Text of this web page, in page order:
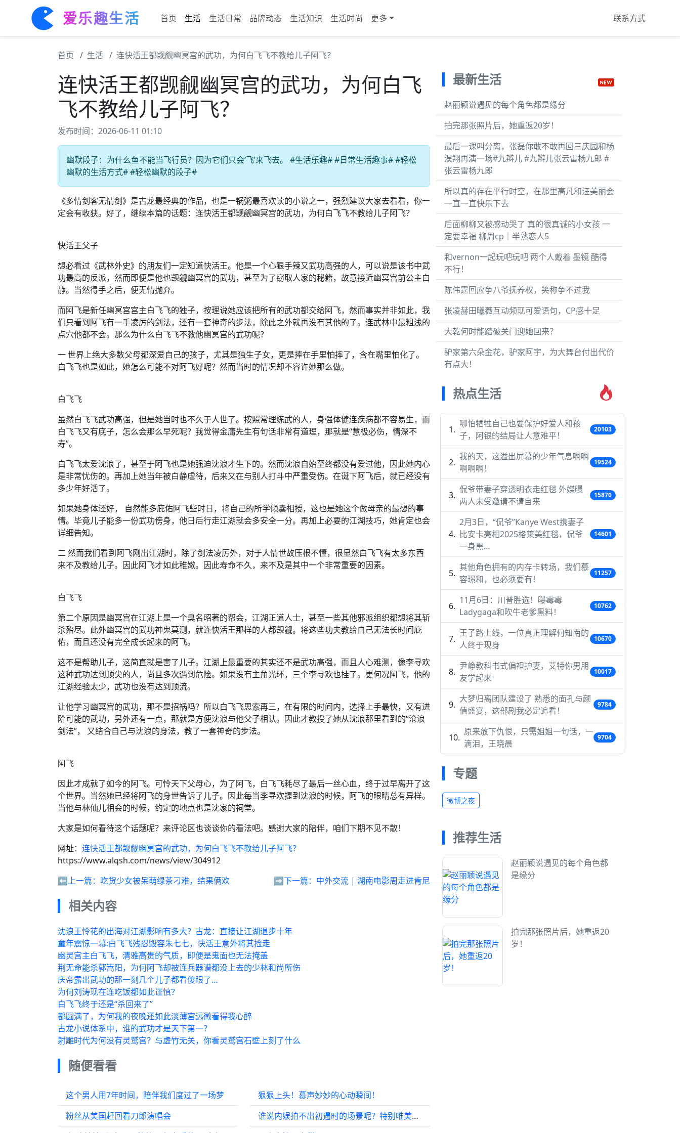
爱乐趣生活 首页 生活 生活日常 品牌动态 生活知识 生活时尚 更多 联系方式
首页 生活 连快活王都觊觎幽冥宫的武功，为何白飞飞不教给儿子阿飞？
连快活王都觊觎幽冥宫的武功，为何白飞
飞不教给儿子阿飞？
发布时间：2026-06-11 01:10
幽默段子：为什么鱼不能当飞行员？因为它们只会‘飞’来飞去。 #生活乐趣# #日常生活趣事# #轻松
幽默的生活方式# #轻松幽默的段子#
《多情剑客无情剑》是古龙最经典的作品，也是一锅粥最喜欢读的小说之一，强烈建议大家去看看，你一
定会有收获。好了，继续本篇的话题：连快活王都觊觎幽冥宫的武功，为何白飞飞不教给儿子阿飞？
快活王父子
想必看过《武林外史》的朋友们一定知道快活王。他是一个心狠手辣又武功高强的人，可以说是该书中武
功最高的反派，然而即便是他也觊觎幽冥宫的武功，甚至为了窃取人家的秘籍，故意接近幽冥宫前公主白
静。当然得手之后，便无情抛弃。
而阿飞是新任幽冥宫宫主白飞飞的独子，按理说她应该把所有的武功都交给阿飞，然而事实并非如此，我
们只看到阿飞有一手凌厉的剑法，还有一套神奇的步法，除此之外就再没有其他的了。连武林中最粗浅的
点穴他都不会。那么为什么白飞飞不教他幽冥宫的武功呢？
一 世界上绝大多数父母都深爱自己的孩子，尤其是独生子女，更是捧在手里怕摔了，含在嘴里怕化了。
白飞飞也是如此，她怎么可能不对阿飞好呢？然而当时的情况却不容许她那么做。
白飞飞
虽然白飞飞武功高强，但是她当时也不久于人世了。按照常理练武的人，身强体健连疾病都不容易生，而
白飞飞又有底子，怎么会那么早死呢？我觉得金庸先生有句话非常有道理，那就是“慧极必伤，情深不
寿”。
白飞飞太爱沈浪了，甚至于阿飞也是她强迫沈浪才生下的。然而沈浪自始至终都没有爱过他，因此她内心
是非常忧伤的。再加上她当年被白静虐待，后来又在与别人打斗中严重受伤。在诞下阿飞后，就已经没有
多少年好活了。
如果她身体还好， 自然能多庇佑阿飞些时日，将自己的所学倾囊相授，这也是她这个做母亲的最想的事
情。毕竟儿子能多一份武功傍身，他日后行走江湖就会多安全一分。再加上必要的江湖技巧，她肯定也会
详细告知。
二 然而我们看到阿飞刚出江湖时，除了剑法凌厉外，对于人情世故压根不懂，很显然白飞飞有太多东西
来不及教给儿子。因此阿飞才如此稚嫩。因此寿命不久，来不及是其中一个非常重要的因素。
白飞飞
第二个原因是幽冥宫在江湖上是一个臭名昭著的帮会，江湖正道人士，甚至一些其他邪派组织都想将其斩
杀殆尽。此外幽冥宫的武功神鬼莫测，就连快活王那样的人都觊觎。将这些功夫教给自己无法长时间庇
佑，而且还没有完全成长起来的阿飞。
这不是帮助儿子，这简直就是害了儿子。江湖上最重要的其实还不是武功高强，而且人心难测，像李寻欢
这种武功达到顶尖的人，尚且多次遇到危险。如果没有主角光环，三个李寻欢也挂了。更何况阿飞，他的
江湖经验太少，武功也没有达到顶流。
让他学习幽冥宫的武功，那不是招祸吗？所以白飞飞思索再三，在有限的时间内，选择上手最快，又有进
阶可能的武功，另外还有一点，那就是方便沈浪与他父子相认。因此才教授了她从沈浪那里看到的“沧浪
剑法”， 又结合自己与沈浪的身法，教了一套神奇的步法。
阿飞
因此才成就了如今的阿飞。可怜天下父母心，为了阿飞，白飞飞耗尽了最后一丝心血，终于过早离开了这
个世界。当然她已经将阿飞的身世告诉了儿子。因此每当李寻欢提到沈浪的时候，阿飞的眼睛总有异样。
当他与林仙儿相会的时候，约定的地点也是沈家的祠堂。
大家是如何看待这个话题呢？来评论区也谈谈你的看法吧。感谢大家的陪伴，咱们下期不见不散！
网址： 连快活王都觊觎幽冥宫的武功，为何白飞飞不教给儿子阿飞？
https://www.alqsh.com/news/view/304912
⬅️上一篇： 吃货少女被呆萌绿茶刁难，结果俩欢 ➡️下一篇： 中外交流 | 湖南电影周走进肯尼
相关内容
沈浪王怜花的出海对江湖影响有多大？古龙：直接让江湖退步十年
童年震惊一幕:白飞飞残忍毁容朱七七，快活王意外将其捡走
幽灵宫主白飞飞，清雅高贵的气质，即便是鬼面也无法掩盖
荆无命能杀郭嵩阳，为何阿飞却被连兵器谱都没上去的少林和尚所伤
庆帝露出武功的那一刻几个儿子都看傻眼了…
为何刘涛现在连吃饭都如此谨慎？
白飞飞终于还是“杀回来了”
都圆满了，为何我的夜晚还如此淡薄宫远徵看得我心醉
古龙小说体系中，谁的武功才是天下第一？
射雕时代为何没有灵鹫宫？与虚竹无关，你看灵鹫宫石壁上刻了什么
随便看看
这个男人用7年时间，陪伴我们度过了一场梦
粉丝从美国赶回看刀郎演唱会
狠狠上头！慕声妙妙的心动瞬间！
谁说内娱拍不出初遇时的场景呢？特别唯美，这段初遇！
最新生活
赵丽颖说遇见的每个角色都是缘分
拍完那张照片后，她重返20岁！
最后一课叫分离，张磊你敢不敢再回三庆园和杨
淏翔再演一场#九辫儿 #九辫儿张云雷杨九郎 #
张云雷杨九郎
所以真的存在平行时空，在那里高凡和汪美丽会
一直一直快乐下去
后面柳柳又被感动哭了 真的很真诚的小女孩 一
定要幸福 柳周cp｜半熟恋人5
和vernon一起玩吧玩吧 两个人戴着 墨镜 酷得
不行！
陈伟霆回应争八爷抚养权，笑称争不过我
张凌赫田曦薇互动频现可爱语句，CP感十足
大乾何时能踏破关门迎她回来？
驴家第六朵金花，驴家阿宇，为大舞台付出代价
有点大！
热点生活
哪怕牺牲自己也要保护好爱人和孩
子，阿银的结局让人意难平！
20103
我的天，这溢出屏幕的少年气息啊啊
啊啊啊！
19524
侃爷带妻子穿透明衣走红毯 外媒曝
两人未受邀请不请自来
15870
2月3日，“侃爷”Kanye West携妻子
比安卡亮相2025格莱美红毯，侃爷
一身黑…
14601
其他角色拥有的内存卡转场，我们慕
容璟和，也必须要有！
11257
11月6日：川普胜选！曝霉霉
Ladygaga和吹牛老爹黑料！
10762
王子路上线，一位真正理解何知南的
人终于现身
10670
尹峥教科书式偏袒护妻，艾特你男朋
友学起来
10017
大梦归离团队建设了 熟悉的面孔与颜
值盛宴，这部剧我必定追看！
9784
原来放下仇恨，只需姐姐一句话，一
滴泪，王晓晨
9704
专题
微博之夜
推荐生活
赵丽颖说遇见的每个角色都
是缘分
拍完那张照片后，她重返20
岁！